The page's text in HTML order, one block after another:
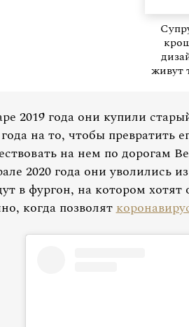
живут
2019 года они купили
на то, чтобы превратить
на нем по дорогам
2020 года они уволились
в фургон, на котором хотят
когда позволят